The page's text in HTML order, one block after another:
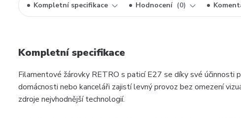
Kompletní specifikace Hodnocení 0
Kompletní specifikace
Filamentové žárovky RETRO s paticí E27 se díky své
domácnosti nebo kanceláři zajistí levný provoz bez omezení
zdroje nejvhodnější technologií.